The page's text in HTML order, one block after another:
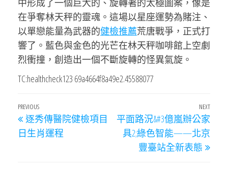
中形成了一個巨大的、旋轉著的太極圖案，像是
在爭奪林天秤的靈魂。這場以星座運勢為賭注、
以單戀能量為武器的健檢推薦荒唐戰爭，正式打
響了。藍色與金色的光芒在林天秤咖啡館上空劇
烈衝撞，創造出一個不斷旋轉的怪異氣旋。
TC:healthcheck123 69a4664f8a49e2.45588077
文
章
導
Previous
Post
PREVIOUS
逐秀傳醫院健檢項目
日生肖運程
Next
Post
NEXT
平面路況&#3億嵐辦公家
具2;綠色智能——北京
豐臺站全新表態